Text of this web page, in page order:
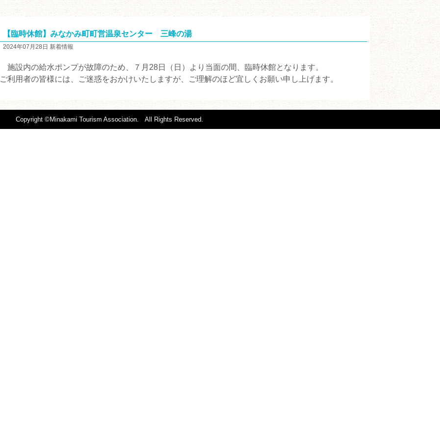
【臨時休館】みなかみ町町営温泉センター 三峰の湯
2024年07月28日 新着情報
施設内の給水ポンプが故障のため、７月28日（日）より当面の間、臨時休館となります。
ご利用者の皆様には、ご迷惑をおかけいたしますが、ご理解のほど宜しくお願い申し上げます。
Copyright ©Minakami Tourism Association. All Rights Reserved.